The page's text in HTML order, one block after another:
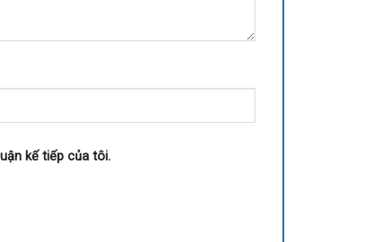
kế tiếp của tôi.